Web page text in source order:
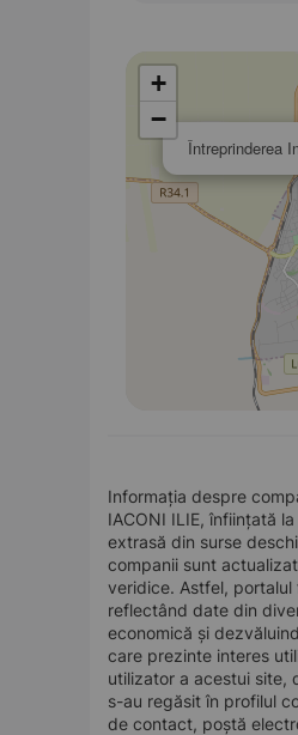
Întreprinderea
+
−
Informația despre
IACONI ILIE, înființată
extrasă din surse
companii sunt
veridice. Astfel,
reflectând date din
economică și
care prezinte interes
utilizator a acestui site,
s-au regăsit în profilul
de contact, poștă